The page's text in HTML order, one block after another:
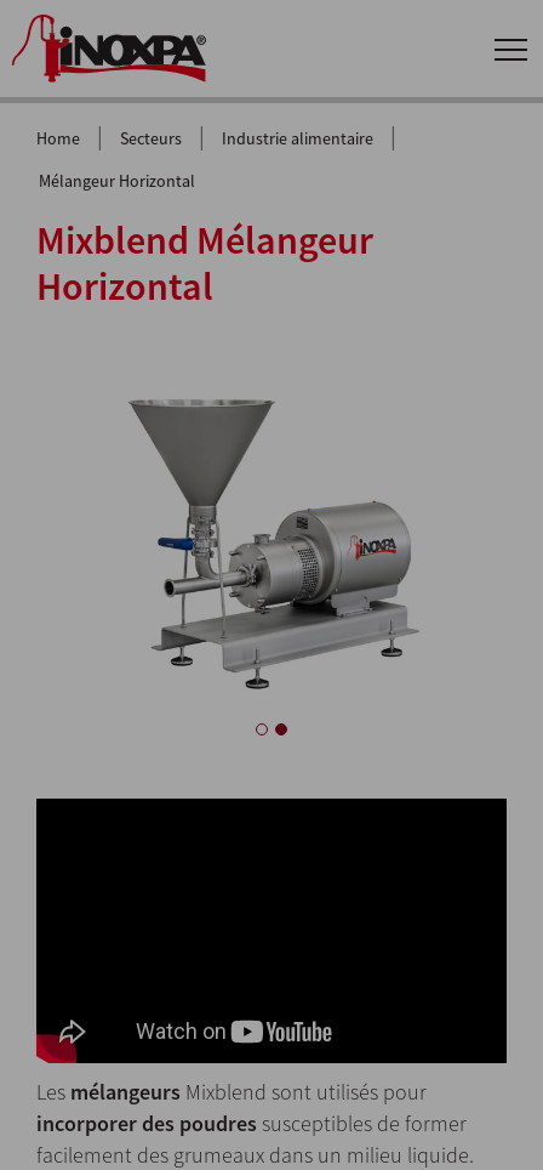
Home | Secteurs | Industrie alimentaire |
Mélangeur Horizontal
Mixblend Mélangeur
Horizontal
Les mélangeurs Mixblend sont utilisés pour
incorporer des poudres susceptibles de former
facilement des grumeaux dans un milieu liquide.